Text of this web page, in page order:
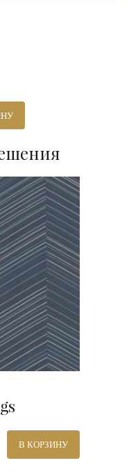
В КОРЗИНУ